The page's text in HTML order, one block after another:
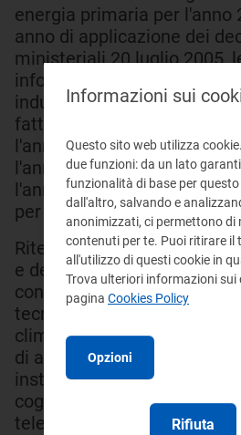
energia primaria per l'anno
anno di applicazione dei
ministeriali 20 luglio 2005,
informazioni e le previsioni
inducono a considerare un
fattore pari a 0,210 x 10
l'anno 2006, a 0,207 x 10-3
l'anno 2007, a 0,204 x 10-3
l'anno 2008 e a 0,201 x 10-3
per l'anno 2009.
Ritenuto che, alla luce delle
e dei commenti ricevuti
consultazione sulle
tecniche relative ad
climatizzazione ambienti e
di acqua calda sanitaria
installazione e gestione di
cogenerazione e sistemi di
teleriscaldamento, sia
Informazioni sui
Questo sito web utilizza
due funzioni: da un lato
funzionalità di base per
dall'altro, salvando e
anonimizzati, ci permettono di
contenuti per te. Puoi ritirare il
all'utilizzo di questi cookie in
Trova ulteriori informazioni sui
pagina Cookies Policy
Opzioni
Rifiuta